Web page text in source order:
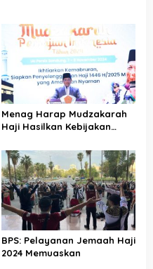
Menag Harap Mudzakarah
Haji Hasilkan Kebijakan
BPS: Pelayanan Jemaah Haji
2024 Memuaskan